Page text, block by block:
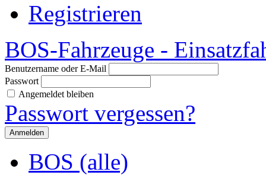
Registrieren
BOS-Fahrzeuge -
Benutzername oder E-Mail
Passwort
Angemeldet bleiben
Passwort vergessen?
BOS (alle)